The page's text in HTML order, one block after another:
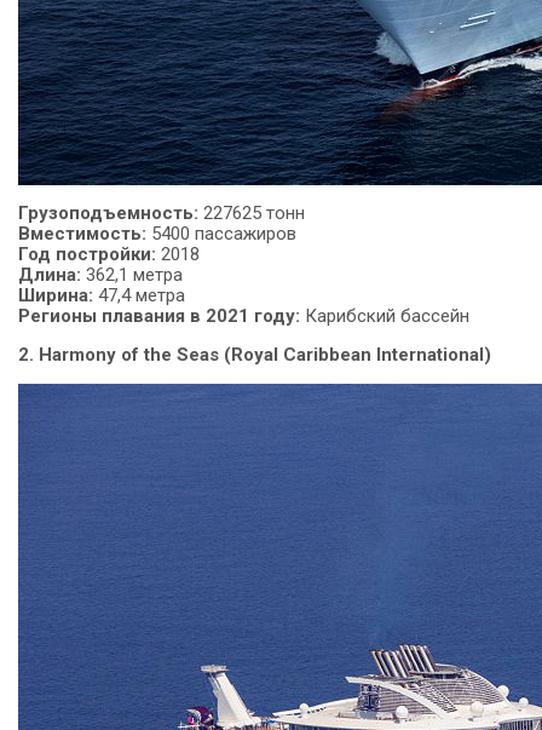
Грузоподъемность: 227625 тонн
Вместимость: 5400 пассажиров
Год постройки: 2018
Длина: 362,1 метра
Ширина: 47,4 метра
Регионы плавания в 2021 году: Карибский бассейн
2. Harmony of the Seas (Royal Caribbean International)